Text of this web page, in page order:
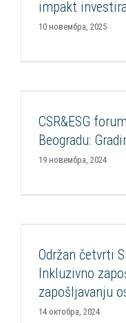
impakt
10 новембра, 2025
CSR&ESG
Beogradu:
19 новембра, 2024
Aktuelnosti
Održan četvrti
Inkluzivno
zapošljavanju
14 октобра, 2024